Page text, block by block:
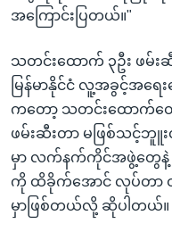
အကြောင်းပြတယ်။"
သတင်းထောက် ၃ဦး ဖမ်း
မြန်မာနိုင်ငံ လူ့အခွင့်အရ
ကတော့ သတင်းထောက်
ဖမ်းဆီးတာ မဖြစ်သင့်ဘူူ
မှာ လက်နက်ကိုင်အဖွဲ့တွေနဲ့
ကို ထိခိုက်အောင် လုပ်တာ
မှာဖြစ်တယ်လို့ ဆိုပါတယ်။